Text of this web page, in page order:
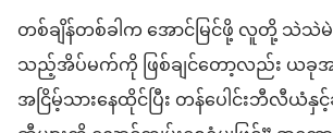
တစ်ချိန်တစ်ခါက အောင်မြင်ဖို့ လူတို့ သဲသဲမဲ
သည့်အိပ်မက်ကို ဖြစ်ချင်တော့လည်း ယခု
အငြိမ့်သားနေထိုင်ပြီး တန်ပေါင်းဘီလီယံနှ